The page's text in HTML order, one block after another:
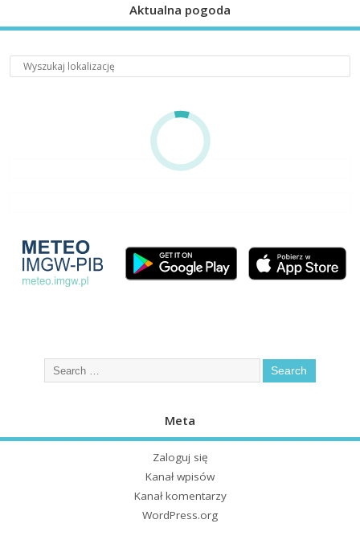
Aktualna pogoda
Meta
Zaloguj się
Kanał wpisów
Kanał komentarzy
WordPress.org